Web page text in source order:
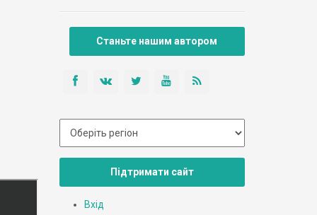
Станьте нашим автором
Підтримати сайт
Вхід